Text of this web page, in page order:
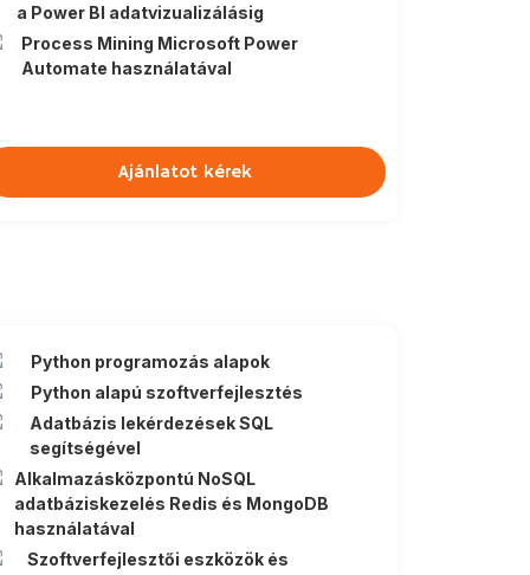
a Power BI adatvizualizálásig
Process Mining Microsoft Power
Automate használatával
Ajánlatot kérek
Python programozás alapok
Python alapú szoftverfejlesztés
Adatbázis lekérdezések SQL
segítségével
Alkalmazásközpontú NoSQL
adatbáziskezelés Redis és MongoDB
használatával
Szoftverfejlesztői eszközök és